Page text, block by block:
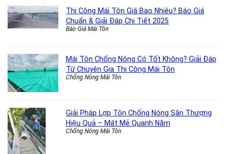
Thi Công Mái Tôn Giá Bao Nhiêu? Báo Giá
Chuẩn & Giải Đáp Chi Tiết 2025
Báo Giá Mái Tôn
Mái Tôn Chống Nóng Có Tốt Không? Giải Đáp
Từ Chuyên Gia Thi Công Mái Tôn
Chống Nóng Mái Tôn
Giải Pháp Lợp Tôn Chống Nóng Sân Thượng
Hiệu Quả – Mát Mẻ Quanh Năm
Chống Nóng Mái Tôn